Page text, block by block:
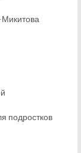
подростков